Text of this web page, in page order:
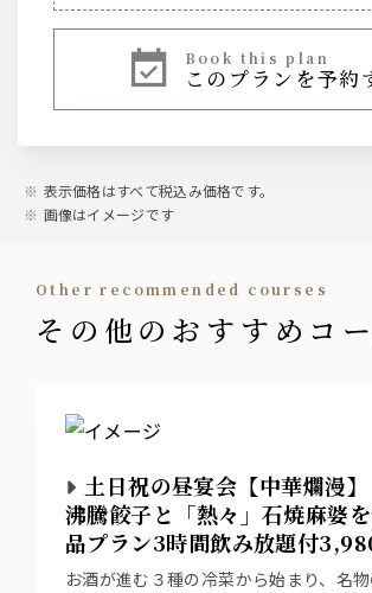
ウィスキー
ジムビームハイボール
紹興酒（グラス・小ポット・ボトル）
レモンサワー・トマトサワー・グレープフル
ウーロンハイ・ジャスミンハイ
カシスオレンジ・カシスウーロン・カシスソー
ピーチオレンジ・ピーチソーダ・ピーチウーロ
ジン
翠ジンソーダ・翠ジンジンジャー・翠ジン緑
ワイン
book this plan
このプランを予約
表示価格はすべて税込み価格です。
画像はイメージです
other recommended courses
その他のおすすめコ
土日祝の昼宴会【中華爛漫】
沸騰餃子と「熱々」石焼麻婆
品プラン3時間飲み放題付
お酒が進む３種の冷菜から始まり、名